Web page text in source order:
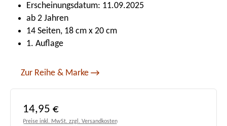
Erscheinungsdatum: 11.09.2025
ab 2 Jahren
14 Seiten, 18 cm x 20 cm
1. Auflage
Zur Reihe & Marke
Regulärer Preis:
14,95 €
Preise inkl. MwSt. zzgl. Versandkosten